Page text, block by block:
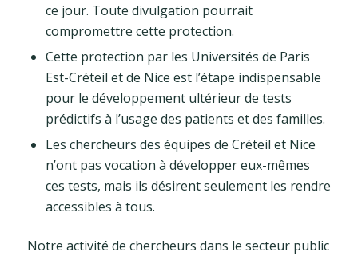
ce jour. Toute divulgation pourrait
compromettre cette protection.
Cette protection par les Universités de Paris
Est-Créteil et de Nice est l’étape indispensable
pour le développement ultérieur de tests
prédictifs à l’usage des patients et des familles.
Les chercheurs des équipes de Créteil et Nice
n’ont pas vocation à développer eux-mêmes
ces tests, mais ils désirent seulement les rendre
accessibles à tous.
Notre activité de chercheurs dans le secteur public